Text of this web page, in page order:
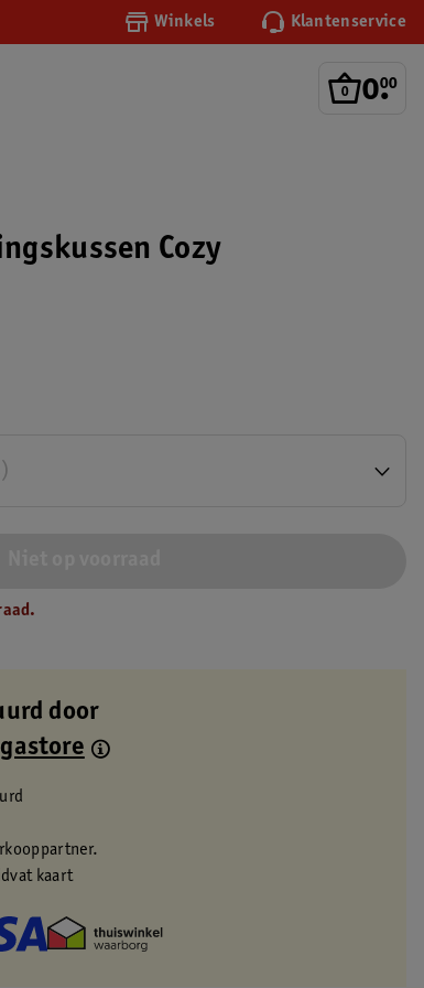
Winkels Klantenservice
0.
00
Cozy
door
kaart